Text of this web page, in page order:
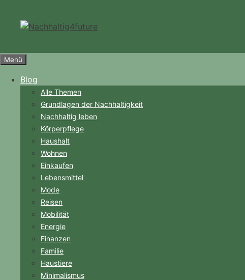
springen
Menü
Blog
Alle Themen
Grundlagen der Nachhaltigkeit
Nachhaltig leben
Körperpflege
Haushalt
Wohnen
Einkaufen
Lebensmittel
Mode
Reisen
Mobilität
Energie
Finanzen
Familie
Haustiere
Minimalismus